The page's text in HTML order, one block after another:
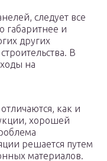
следует все
габаритнее и
других
В
на
как и
хорошей
решается путем
материалов.